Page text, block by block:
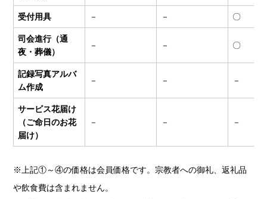
受付用具 － － 〇
司会進行（通
夜・葬儀）
－ － 〇
記録写真アルバ
ム作成
－ － －
サービス花届け
（ご命日のお花
届け）
－ － －
※上記①～④の価格は会員価格です。宗教者への御礼、返礼品
や飲食費は含まれません。